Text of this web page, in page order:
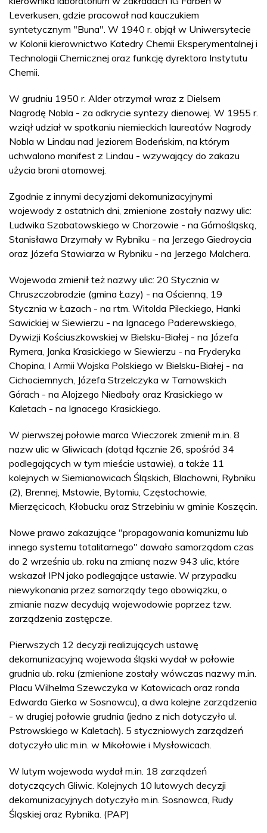
Leverkusen, gdzie pracował nad kauczukiem
syntetycznym "Buna". W 1940 r. objął w Uniwersytecie
w Kolonii kierownictwo Katedry Chemii Eksperymentalnej i
Technologii Chemicznej oraz funkcję dyrektora Instytutu
Chemii.
W grudniu 1950 r. Alder otrzymał wraz z Dielsem
Nagrodę Nobla - za odkrycie syntezy dienowej. W 1955 r.
wziął udział w spotkaniu niemieckich laureatów Nagrody
Nobla w Lindau nad Jeziorem Bodeńskim, na którym
uchwalono manifest z Lindau - wzywający do zakazu
użycia broni atomowej.
Zgodnie z innymi decyzjami dekomunizacyjnymi
wojewody z ostatnich dni, zmienione zostały nazwy ulic:
Ludwika Szabatowskiego w Chorzowie - na Górnośląską,
Stanisława Drzymały w Rybniku - na Jerzego Giedroycia
oraz Józefa Stawiarza w Rybniku - na Jerzego Malchera.
Wojewoda zmienił też nazwy ulic: 20 Stycznia w
Chruszczobrodzie (gmina Łazy) - na Ościenną, 19
Stycznia w Łazach - na rtm. Witolda Pileckiego, Hanki
Sawickiej w Siewierzu - na Ignacego Paderewskiego,
Dywizji Kościuszkowskiej w Bielsku-Białej - na Józefa
Rymera, Janka Krasickiego w Siewierzu - na Fryderyka
Chopina, I Armii Wojska Polskiego w Bielsku-Białej - na
Cichociemnych, Józefa Strzelczyka w Tarnowskich
Górach - na Alojzego Niedbały oraz Krasickiego w
Kaletach - na Ignacego Krasickiego.
W pierwszej połowie marca Wieczorek zmienił m.in. 8
nazw ulic w Gliwicach (dotąd łącznie 26, spośród 34
podlegających w tym mieście ustawie), a także 11
kolejnych w Siemianowicach Śląskich, Blachowni, Rybniku
(2), Brennej, Mstowie, Bytomiu, Częstochowie,
Mierzęcicach, Kłobucku oraz Strzebiniu w gminie Koszęcin.
Nowe prawo zakazujące "propagowania komunizmu lub
innego systemu totalitarnego" dawało samorządom czas
do 2 września ub. roku na zmianę nazw 943 ulic, które
wskazał IPN jako podlegające ustawie. W przypadku
niewykonania przez samorządy tego obowiązku, o
zmianie nazw decydują wojewodowie poprzez tzw.
zarządzenia zastępcze.
Pierwszych 12 decyzji realizujących ustawę
dekomunizacyjną wojewoda śląski wydał w połowie
grudnia ub. roku (zmienione zostały wówczas nazwy m.in.
Placu Wilhelma Szewczyka w Katowicach oraz ronda
Edwarda Gierka w Sosnowcu), a dwa kolejne zarządzenia
- w drugiej połowie grudnia (jedno z nich dotyczyło ul.
Pstrowskiego w Kaletach). 5 styczniowych zarządzeń
dotyczyło ulic m.in. w Mikołowie i Mysłowicach.
W lutym wojewoda wydał m.in. 18 zarządzeń
dotyczących Gliwic. Kolejnych 10 lutowych decyzji
dekomunizacyjnych dotyczyło m.in. Sosnowca, Rudy
Śląskiej oraz Rybnika. (PAP)